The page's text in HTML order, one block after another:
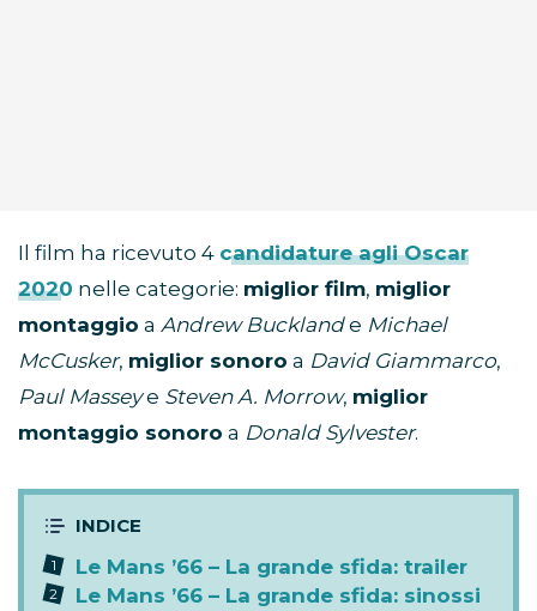
Il film ha ricevuto 4 candidature agli Oscar
2020 nelle categorie: miglior film, miglior
montaggio a Andrew Bucklande Michael
McCusker, miglior sonoro a David Giammarco,
Paul Masseye Steven A. Morrow, miglior
montaggio sonoro a Donald Sylvester.
Le Mans ’66 – La grande sfida: trailer
Le Mans ’66 – La grande sfida: sinossi